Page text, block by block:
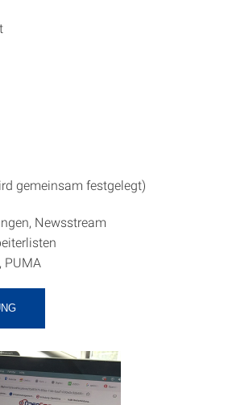
gemeinsam festgelegt)
Newsstream
PUMA